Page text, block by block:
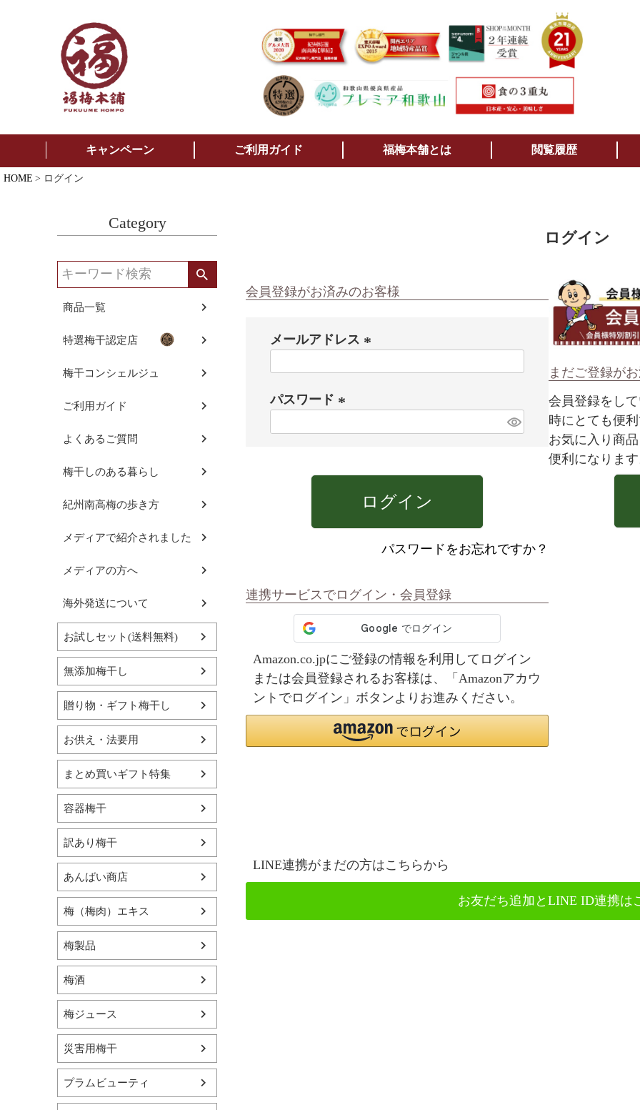
検索
キャンペーン ご利用ガイド 福梅本舗とは 閲覧履歴
HOME ログイン
Category
商品一覧
特選梅干認定店
梅干コンシェルジュ
ご利用ガイド
よくあるご質問
梅干しのある暮らし
紀州南高梅の歩き方
メディアで紹介されました
メディアの方へ
海外発送について
お試しセット(送料無料)
無添加梅干し
贈り物・ギフト梅干し
お供え・法要用
まとめ買いギフト特集
容器梅干
訳あり梅干
あんばい商店
梅（梅肉）エキス
梅製品
梅酒
梅ジュース
災害用梅干
プラムビューティ
ログイン
会員登録がお済みのお客様
メールアドレス
パスワード
ログイン
パスワードをお忘れですか？
連携サービスでログイン・会員登録
Amazon.co.jpにご登録の情報を利用してログイン
または会員登録されるお客様は、「Amazonアカウ
ントでログイン」ボタンよりお進みください。
まだご登録が
会員登録をし
時にとても便利
お気に入り商
便利になります
LINE連携がまだの方はこちらから
お友だち追加とLINE ID連携は